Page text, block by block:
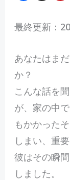
最終更新：
あなたはま
か？
こんな話を
が、家の中
もかかった
しまい、重
彼はその瞬
しました。